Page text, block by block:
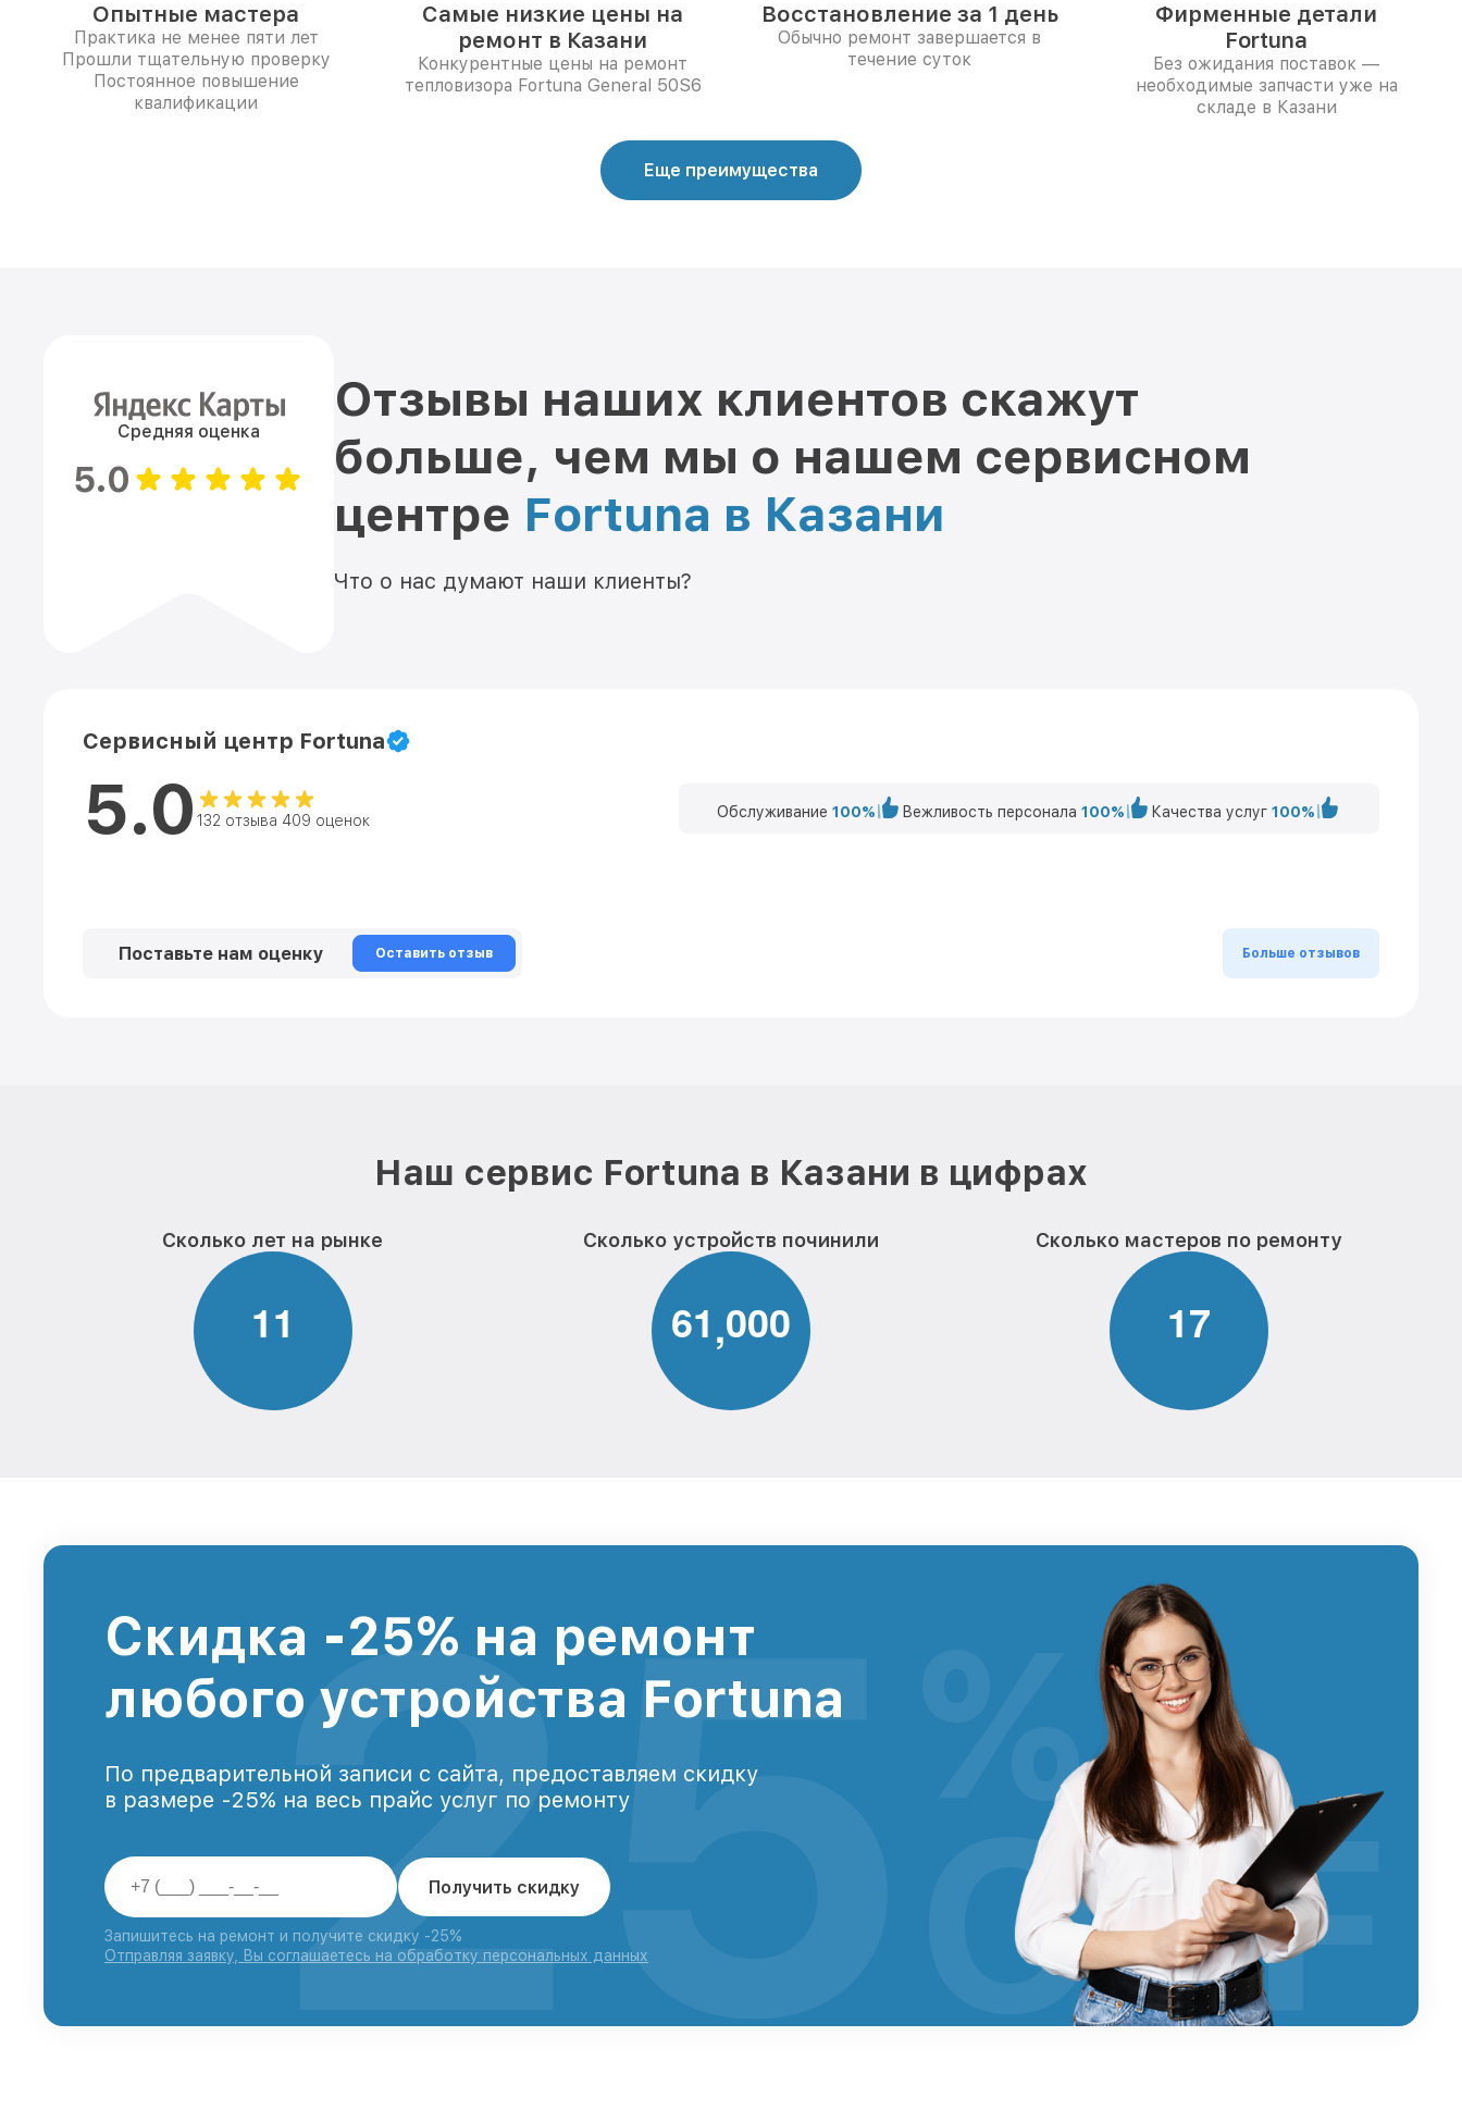
Опытные мастера
Практика не менее пяти лет
Прошли тщательную проверку
Постоянное повышение
квалификации
Самые низкие цены на
ремонт в Казани
Конкурентные цены на ремонт
тепловизора Fortuna General 50S6
Восстановление за 1 день
Обычно ремонт завершается в
течение суток
Фирменные детали
Fortuna
Без ожидания поставок —
необходимые запчасти уже на
складе в Казани
Еще преимущества
Средняя оценка
5.0
Отзывы наших клиентов скажут
больше, чем мы о нашем сервисном
центре Fortuna в Казани
Что о нас думают наши клиенты?
Сервисный центр Fortuna
5.0 132 отзыва 409 оценок Обслуживание 100% Вежливость персонала 100% Качества услуг 100%
Поставьте нам оценку Оставить отзыв Больше отзывов
Наш сервис Fortuna в Казани в цифрах
Сколько лет на рынке
11
Сколько устройств починили
61,000
Сколько мастеров по ремонту
17
Скидка -25% на ремонт
любого устройства Fortuna
По предварительной записи с сайта, предоставляем скидку
в размере -25% на весь прайс услуг по ремонту
Получить скидку
Запишитесь на ремонт и получите скидку -25%
Отправляя заявку, Вы соглашаетесь на обработку персональных данных
25 %
OFF